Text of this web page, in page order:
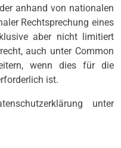
anhand von nationalen
Rechtsprechung eines
aber nicht limitiert
auch unter Common
wenn dies für die
ist.
unter